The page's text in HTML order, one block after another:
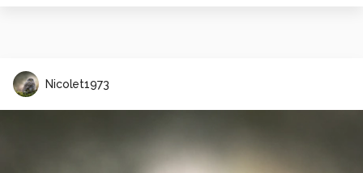
Nicolet1973